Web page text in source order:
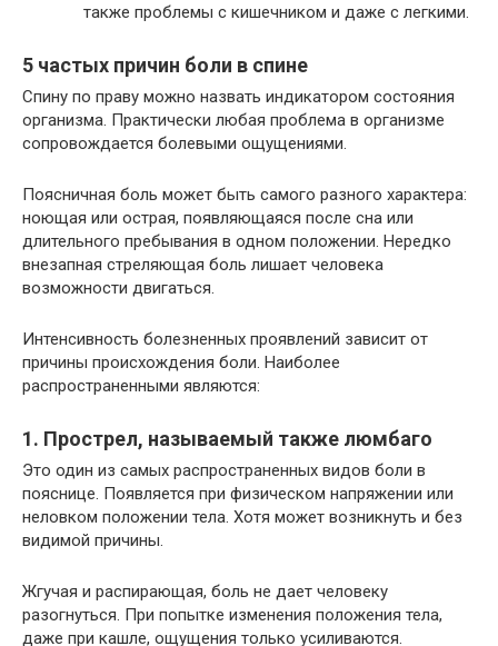
также проблемы с кишечником и даже с легкими.
5 частых причин боли в спине
Спину по праву можно назвать индикатором состояния
организма. Практически любая проблема в организме
сопровождается болевыми ощущениями.
Поясничная боль может быть самого разного характера:
ноющая или острая, появляющаяся после сна или
длительного пребывания в одном положении. Нередко
внезапная стреляющая боль лишает человека
возможности двигаться.
Интенсивность болезненных проявлений зависит от
причины происхождения боли. Наиболее
распространенными являются:
1. Прострел, называемый также люмбаго
Это один из самых распространенных видов боли в
пояснице. Появляется при физическом напряжении или
неловком положении тела. Хотя может возникнуть и без
видимой причины.
Жгучая и распирающая, боль не дает человеку
разогнуться. При попытке изменения положения тела,
даже при кашле, ощущения только усиливаются.